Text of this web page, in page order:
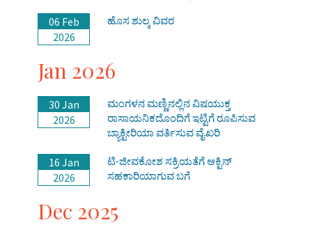
06 Feb
2026
ಹೊಸ ಶುಲ್ಕ ವಿವರ
Jan 2026
30 Jan
2026
ಮಂಗಳನ ಮಣ್ಣಿನಲ್ಲಿನ ವಿಷಯುಕ್ತ
ರಾಸಾಯನಿಕದೊಂದಿಗೆ ಇಟ್ಟಿಗೆ ರೂಪಿಸುವ
ಬ್ಯಾಕ್ಟೀರಿಯಾ ವರ್ತಿಸುವ ವೈಖರಿ
16 Jan
2026
ಟಿ-ಜೀವಕೋಶ ಸಕ್ರಿಯತೆಗೆ ಆಕ್ಟಿನ್
ಸಹಕಾರಿಯಾಗುವ ಬಗೆ
Dec 2025